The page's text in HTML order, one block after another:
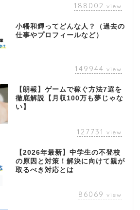
188002 view
小幡和輝ってどんな人？（過去の
仕事やプロフィールなど）
149944 view
【朗報】ゲームで稼ぐ方法7選を
徹底解説【月収100万も夢じゃな
い】
127731 view
【2026年最新】中学生の不登校
の原因と対策！解決に向けて親が
取るべき対応とは
86069 view